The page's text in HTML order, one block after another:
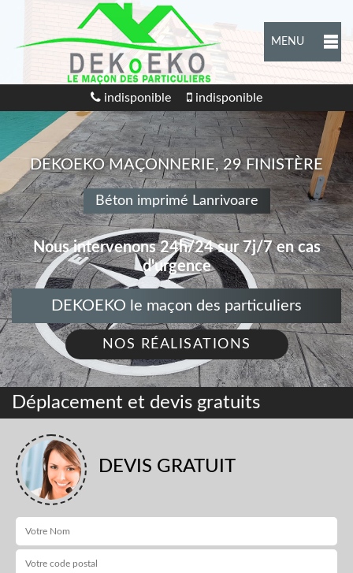
MENU
indisponible indisponible
DEKOEKO MAÇONNERIE, 29 FINISTÈRE
Béton imprimé Lanrivoare
Nous intervenons 24h/24 sur 7j/7 en cas
d'urgence
DEKOEKO le maçon des particuliers
NOS RÉALISATIONS
Déplacement et devis gratuits
DEVIS GRATUIT